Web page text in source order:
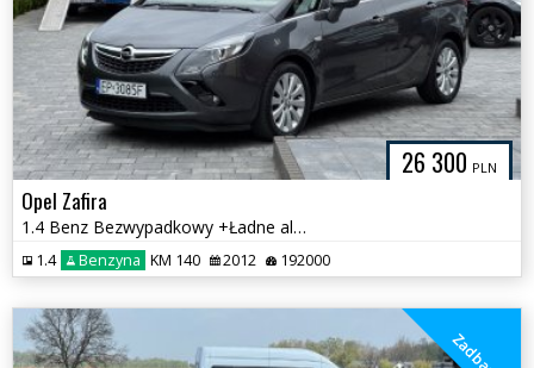
26 300 PLN
Opel Zafira
1.4 Benz Bezwypadkowy +Ładne alufelgi
1.4 Benzyna KM 140 2012 192000